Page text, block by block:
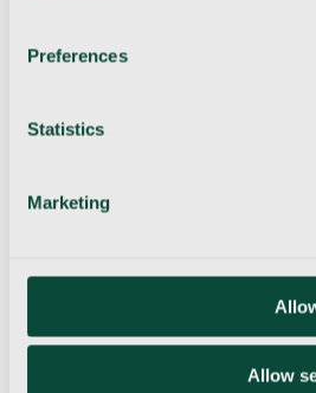
Preferences
Statistics
Marketing
Allow